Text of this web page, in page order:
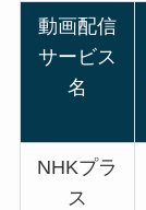
動画配信
サービス
名
NHKプラ
ス